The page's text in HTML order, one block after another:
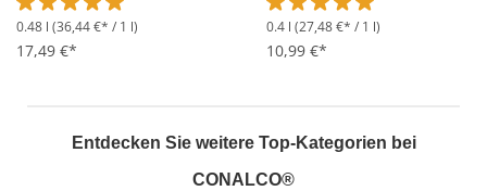
Durchschnittliche Bewertung von 5 von 5 Sternen
0.48 l (36,44 €* / 1 l)
17,49 €*
Durchschnittliche
0.4 l (27,48 €* / 1 l)
10,99 €*
Entdecken Sie weitere Top-Kategorien bei
CONALCO®